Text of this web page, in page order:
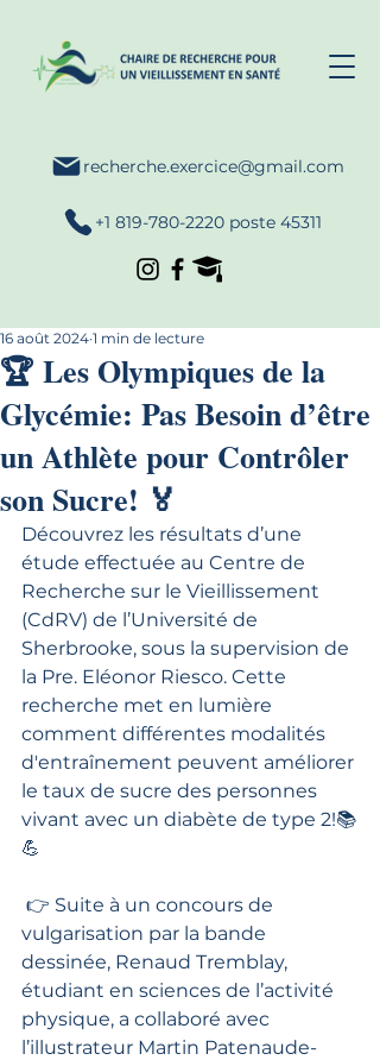
recherche.exercice@gmail.com
+1 819-780-2220 poste 45311
🏆 Les Olympiques de la
Glycémie: Pas Besoin d’être
un Athlète pour Contrôler
son Sucre! 🏅
16 août 2024 1 min de lecture
Découvrez les résultats d’une
étude effectuée au Centre de
Recherche sur le Vieillissement
(CdRV) de l’Université de
Sherbrooke, sous la supervision de
la Pre. Eléonor Riesco. Cette
recherche met en lumière
comment différentes modalités
d'entraînement peuvent améliorer
le taux de sucre des personnes
vivant avec un diabète de type 2!📚
💪
👉 Suite à un concours de
vulgarisation par la bande
dessinée, Renaud Tremblay,
étudiant en sciences de l’activité
physique, a collaboré avec
l’illustrateur Martin Patenaude-